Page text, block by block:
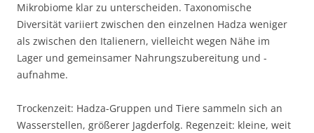
Mikrobiome klar zu unterscheiden. Taxonomische
Diversität variiert zwischen den einzelnen Hadza weniger
als zwischen den Italienern, vielleicht wegen Nähe im
Lager und gemeinsamer Nahrungszubereitung und -
aufnahme.
Trockenzeit: Hadza-Gruppen und Tiere sammeln sich an
Wasserstellen, größerer Jagderfolg. Regenzeit: kleine, weit